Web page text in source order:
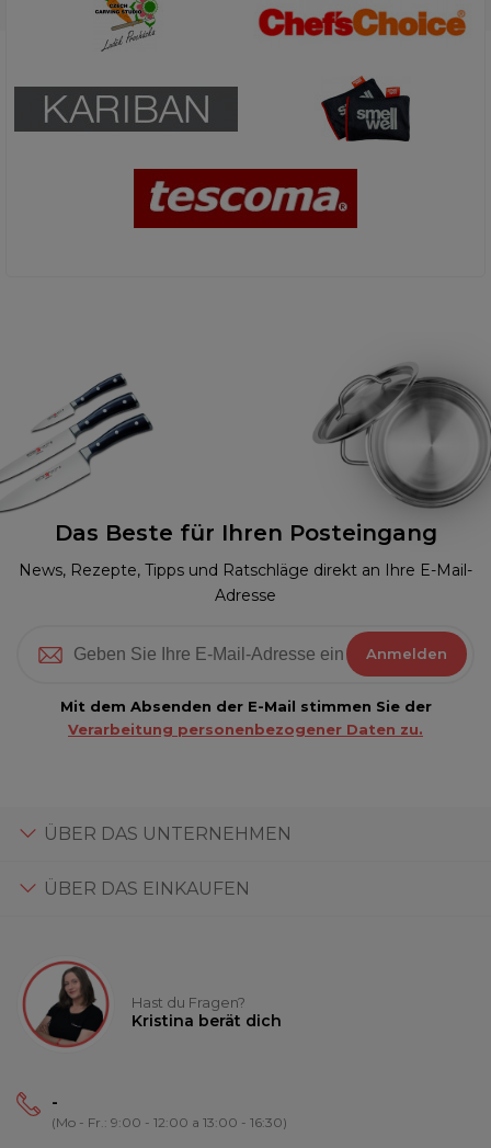
Das Beste für Ihren Posteingang
News, Rezepte, Tipps und Ratschläge direkt an Ihre E-Mail-
Adresse
Anmelden
Mit dem Absenden der E-Mail stimmen Sie der
Verarbeitung personenbezogener Daten zu.
ÜBER DAS UNTERNEHMEN
ÜBER DAS EINKAUFEN
Hast du Fragen?
Kristina berät dich
-
(Mo - Fr.: 9:00 - 12:00 a 13:00 - 16:30)